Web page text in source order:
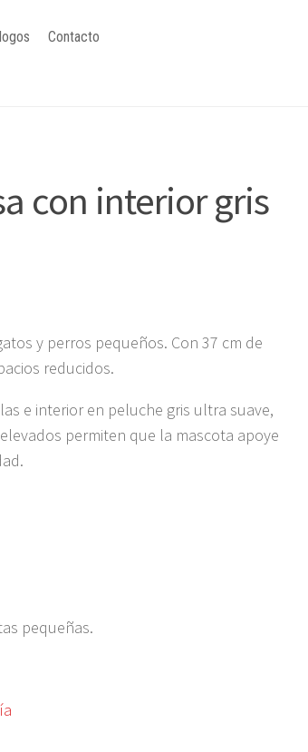
Contacto
con interior gris
y perros pequeños. Con 37 cm de
reducidos.
e interior en peluche gris ultra suave,
permiten que la mascota apoye
pequeñas.